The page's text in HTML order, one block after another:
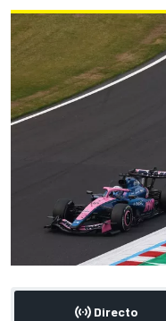
Directo